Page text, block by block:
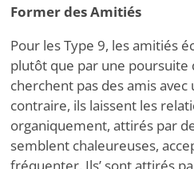
Former des Amitiés
Pour les Type 9, les amitiés
plutôt que par une poursuite
cherchent pas des amis avec
contraire, ils laissent les
organiquement, attirés par
semblent chaleureuses,